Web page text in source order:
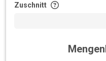
Zuschnitt